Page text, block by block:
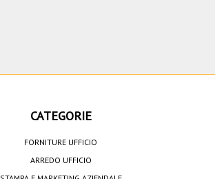
CATEGORIE
FORNITURE UFFICIO
ARREDO UFFICIO